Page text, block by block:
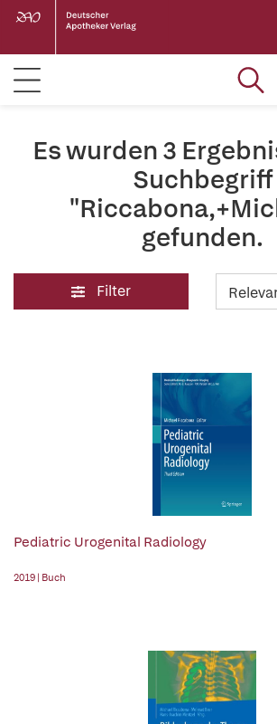
Es wurden 3
Suchbegriff
gefunden.
Filter
Pediatric Urogenital Radiology
2019 | Buch